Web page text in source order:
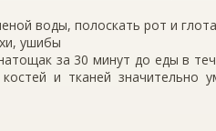
воды, полоскать рот и
ушибы
за 30 минут до еды в
и тканей значительно